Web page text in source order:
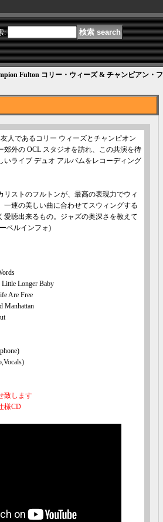
:
Fulton コリー・ウィーズ & チャンピアン・フ
人であるコリー ウィーズとチャンピオン
郊外の OCL スタジオを訪れ、この共演を待
いライブ デュオ アルバムをレコーディング
ストのフルトンが、最高の表現力でウィ
一連の美しい曲に合わせてスウィングする
愛聴出来るもの。ジャズの奥深さを教えて
ベルインフォ)
Longer Baby
Are Free
Manhattan
致します
様CD